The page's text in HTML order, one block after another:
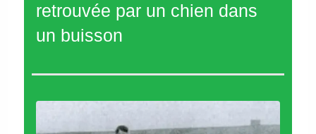
retrouvée par un chien dans
un buisson